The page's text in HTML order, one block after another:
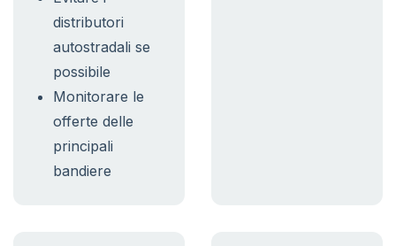
distributori
autostradali se
possibile
Monitorare le
offerte delle
principali
bandiere